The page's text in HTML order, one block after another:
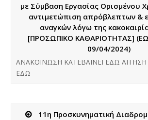
με Σύμβαση Εργασίας Ορισμένου
αντιμετώπιση απρόβλεπτων &
αναγκών λόγω της
[ΠΡΟΣΩΠΙΚΟ ΚΑΘΑΡΙΟΤΗΤΑΣ]
09/04/2024)
ΑΝΑΚΟΙΝΩΣΗ ΚΑΤΕΒΑΙΝΕΙ ΕΔΩ ΑΙΤΗΣΗ
ΕΔΩ
11η Προσκυνηματική